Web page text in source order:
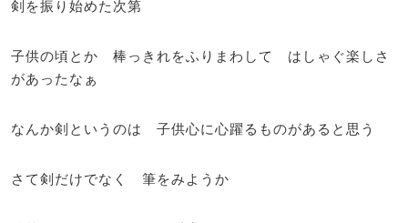
剣を振り始めた次第
子供の頃とか 棒っきれをふりまわして はしゃぐ楽しさ
があったなぁ
なんか剣というのは 子供心に心躍るものがあると思う
さて剣だけでなく 筆をみようか